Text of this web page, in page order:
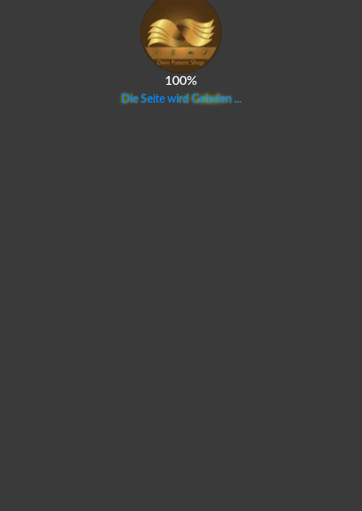
100%
Die Seite wird Geladen ...